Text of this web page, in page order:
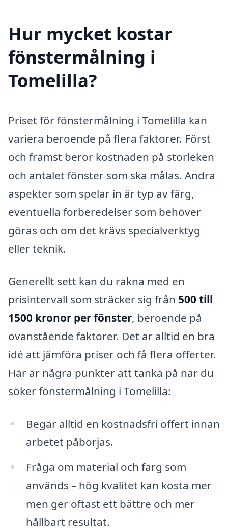
Hur mycket kostar
fönstermålning i
Tomelilla?
Priset för fönstermålning i Tomelilla kan
variera beroende på flera faktorer. Först
och främst beror kostnaden på storleken
och antalet fönster som ska målas. Andra
aspekter som spelar in är typ av färg,
eventuella förberedelser som behöver
göras och om det krävs specialverktyg
eller teknik.
Generellt sett kan du räkna med en
prisintervall som sträcker sig från 500 till
1500 kronor per fönster, beroende på
ovanstående faktorer. Det är alltid en bra
idé att jämföra priser och få flera offerter.
Här är några punkter att tänka på när du
söker fönstermålning i Tomelilla:
Begär alltid en kostnadsfri offert innan
arbetet påbörjas.
Fråga om material och färg som
används – hög kvalitet kan kosta mer
men ger oftast ett bättre och mer
hållbart resultat.